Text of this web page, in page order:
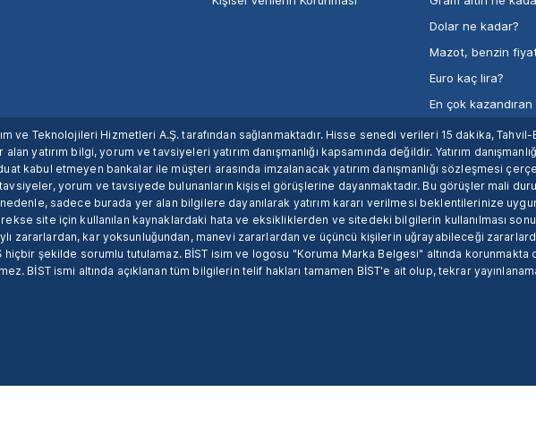
Dolar ne kadar?
Mazot, benzin
Euro kaç lira?
En çok
ve Teknolojileri Hizmetleri A.Ş. tarafından sağlanmaktadır. Hisse senedi verileri 15 dakika,
yatırım bilgi, yorum ve tavsiyeleri yatırım danışmanlığı kapsamında değildir. Yatırım
kabul etmeyen bankalar ile müşteri arasında imzalanacak yatırım danışmanlığı sözleşmesi
yorum ve tavsiyede bulunanların kişisel görüşlerine dayanmaktadır. Bu görüşler mali
sadece burada yer alan bilgilere dayanılarak yatırım kararı verilmesi beklentilerinize
site için kullanılan kaynaklardaki hata ve eksikliklerden ve sitedeki bilgilerin kullanılması
zararlardan, kar yoksunluğundan, manevi zararlardan ve üçüncü kişilerin uğrayabileceği
şekilde sorumlu tutulamaz. BİST isim ve logosu "Koruma Marka Belgesi" altında korunmakta
BİST ismi altında açıklanan tüm bilgilerin telif hakları tamamen BİST'e ait olup, tekrar